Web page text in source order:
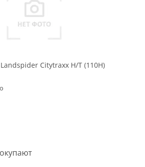
Citytraxx H/T (110H)